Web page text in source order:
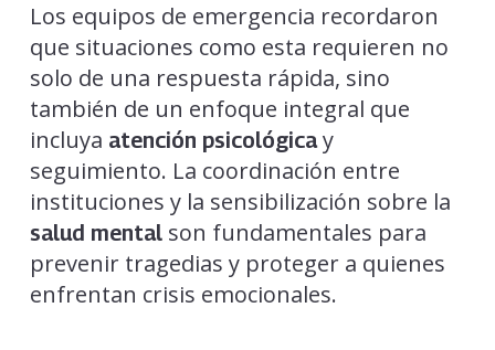
Los equipos de emergencia recordaron
que situaciones como esta requieren no
solo de una respuesta rápida, sino
también de un enfoque integral que
incluya atención psicológicay
seguimiento. La coordinación entre
instituciones y la sensibilización sobre la
salud mentalson fundamentales para
prevenir tragedias y proteger a quienes
enfrentan crisis emocionales.